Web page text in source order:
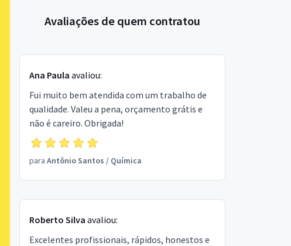
Avaliações de quem contratou
Ana Paula avaliou:
Fui muito bem atendida com um trabalho de
qualidade. Valeu a pena, orçamento grátis e
não é careiro. Obrigada!
para Antônio Santos / Química
Roberto Silva avaliou:
Excelentes profissionais, rápidos, honestos e